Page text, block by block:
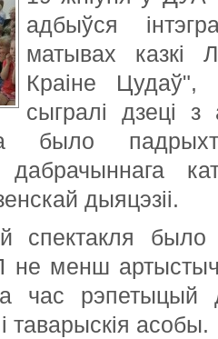
адбыўся
матывах казкі
Краіне Цудаў",
сыгралі дзеці з
было
дыяцэзіі.
спектакля
менш
час рэпетыцый
таварыскія асобы.